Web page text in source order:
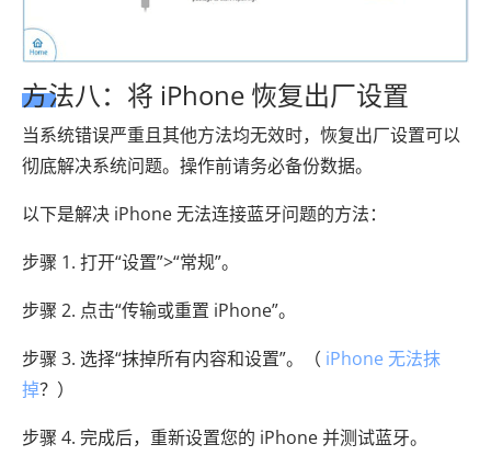
方法八：将 iPhone 恢复出厂设置
当系统错误严重且其他方法均无效时，恢复出厂设置可以
彻底解决系统问题。操作前请务必备份数据。
以下是解决 iPhone 无法连接蓝牙问题的方法：
步骤 1. 打开“设置”>“常规”。
步骤 2. 点击“传输或重置 iPhone”。
步骤 3. 选择“抹掉所有内容和设置”。（ iPhone 无法抹
掉？）
步骤 4. 完成后，重新设置您的 iPhone 并测试蓝牙。